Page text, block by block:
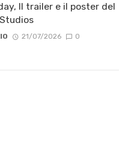
Il trailer e il poster del
21/07/2026 0